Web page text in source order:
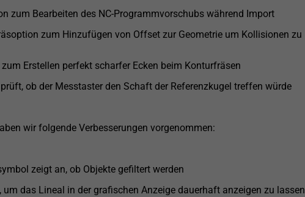
zum Bearbeiten des NC-Programmvorschubs während Import
zum Hinzufügen von Offset zur Geometrie um Kollisionen zu
zum Erstellen perfekt scharfer Ecken beim Konturfräsen
ob der Messtaster den Schaft der Referenzkugel treffen würde
wir folgende Verbesserungen vorgenommen:
zeigt an, ob Objekte gefiltert werden
um das Lineal in der grafischen Anzeige dauerhaft anzeigen zu lassen